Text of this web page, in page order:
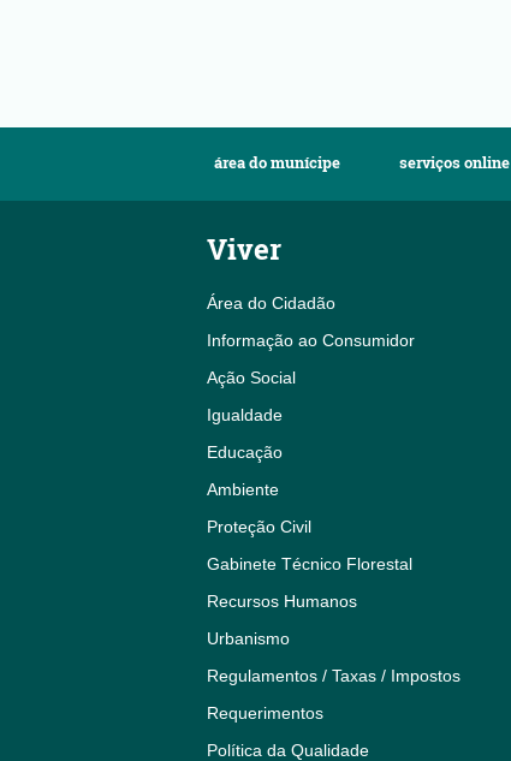
área do munícipe serviços online
Viver
Área do Cidadão
Informação ao Consumidor
Ação Social
Igualdade
Educação
Ambiente
Proteção Civil
Gabinete Técnico Florestal
Recursos Humanos
Urbanismo
Regulamentos / Taxas / Impostos
Requerimentos
Política da Qualidade